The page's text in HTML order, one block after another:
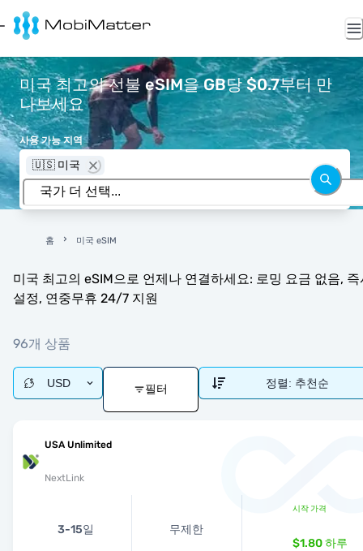
미국 최고의 선불 eSIM을 GB당 $0.7부터 만
나보세요
사용 가능 지역
🇺🇸 미국
홈 미국 eSIM
미국 최고의 eSIM으로 언제나 연결하세요: 로밍 요금 없음, 즉
설정, 연중무휴 24/7 지원
96개 상품
USD 필터 정렬: 추천순
USA Unlimited
NextLink
3-15일 무제한
시작 가격
$1.80하루